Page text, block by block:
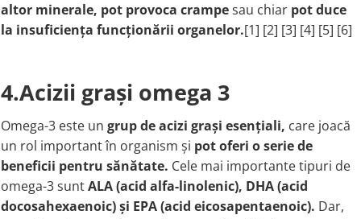
altor minerale, pot provoca crampesau chiar pot duce
la insuficiența funcționării organelor.[1] [2] [3] [4] [5] [6]
4.Acizii grași omega 3
Omega-3 este un grup de acizi grași esențiali, care joacă
un rol important în organism și pot oferi o serie de
beneficii pentru sănătate. Cele mai importante tipuri de
omega-3 suntALA (acid alfa-linolenic), DHA (acid
docosahexaenoic) și EPA (acid eicosapentaenoic). Dar,